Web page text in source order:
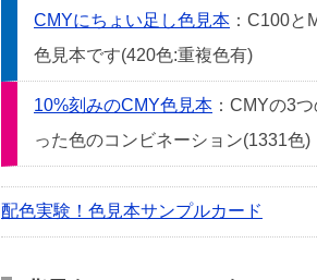
CMYにちょい足し色見本 ：C100
色見本です(420色:重複色有)
10%刻みのCMY色見本 ：CMYの3
った色のコンビネーション(1331色)
配色実験！色見本サンプルカード